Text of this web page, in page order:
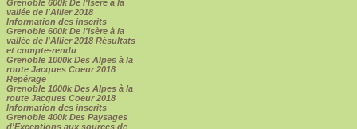
Grenoble 600k De l'Isère à la
vallée de l'Allier 2018
Information des inscrits
Grenoble 600k De l'Isère à la
vallée de l'Allier 2018 Résultats
et compte-rendu
Grenoble 1000k Des Alpes à la
route Jacques Coeur 2018
Repérage
Grenoble 1000k Des Alpes à la
route Jacques Coeur 2018
Information des inscrits
Grenoble 400k Des Paysages
d'Exceptions aux sources de